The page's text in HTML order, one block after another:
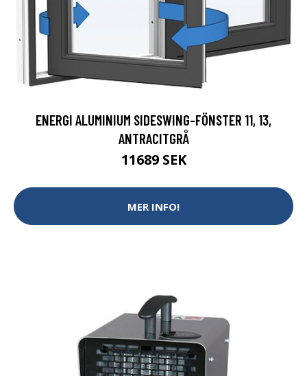
ENERGI ALUMINIUM SIDESWING-FÖNSTER 11, 13,
ANTRACITGRÅ
11689 SEK
MER INFO!